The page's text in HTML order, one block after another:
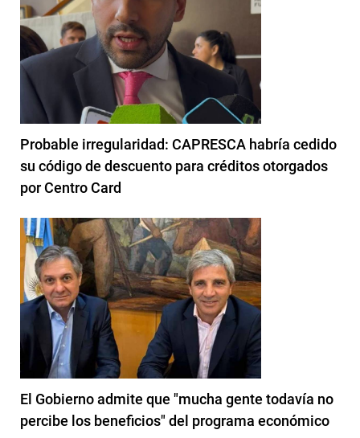
Probable irregularidad: CAPRESCA habría cedido
su código de descuento para créditos otorgados
por Centro Card
El Gobierno admite que "mucha gente todavía no
percibe los beneficios" del programa económico